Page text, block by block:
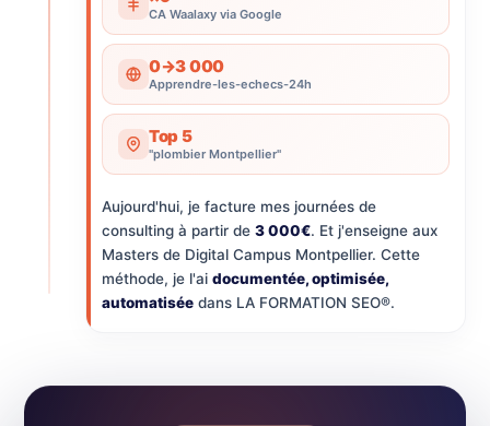
CA Waalaxy via Google
0→3 000
Apprendre-les-echecs-24h
Top 5
"plombier Montpellier"
Aujourd'hui, je facture mes journées de
consulting à partir de 3 000€. Et j'enseigne aux
Masters de Digital Campus Montpellier. Cette
méthode, je l'ai documentée, optimisée,
automatisée dans LA FORMATION SEO®.